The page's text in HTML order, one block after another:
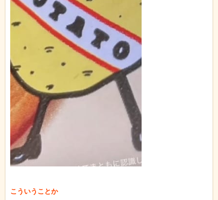
こういうことか